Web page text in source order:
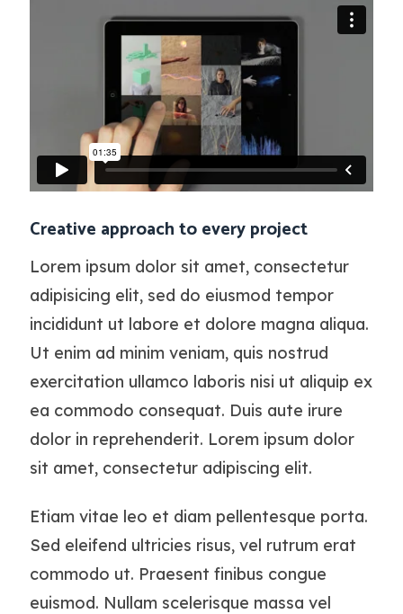
Creative approach to every project
Lorem ipsum dolor sit amet, consectetur
adipisicing elit, sed do eiusmod tempor
incididunt ut labore et dolore magna aliqua.
Ut enim ad minim veniam, quis nostrud
exercitation ullamco laboris nisi ut aliquip ex
ea commodo consequat. Duis aute irure
dolor in reprehenderit. Lorem ipsum dolor
sit amet, consectetur adipiscing elit.
Etiam vitae leo et diam pellentesque porta.
Sed eleifend ultricies risus, vel rutrum erat
commodo ut. Praesent finibus congue
euismod. Nullam scelerisque massa vel